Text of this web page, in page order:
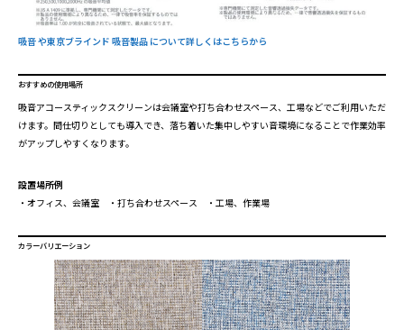
吸音 や東京ブラインド 吸音製品 について詳しくはこちらから
おすすめの使用場所
吸音アコースティックスクリーンは会議室や打ち合わせスペース、工場などでご利用いただ
けます。間仕切りとしても導入でき、落ち着いた集中しやすい音環境になることで作業効率
がアップしやすくなります。
設置場所例
・オフィス、会議室 ・打ち合わせスペース ・工場、作業場
カラーバリエーション